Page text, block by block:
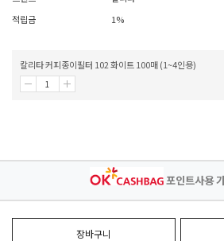
적립금
1%
칼리타 커피종이필터 102 화이트 100매 (1~4인용)
포인트사용
장바구니